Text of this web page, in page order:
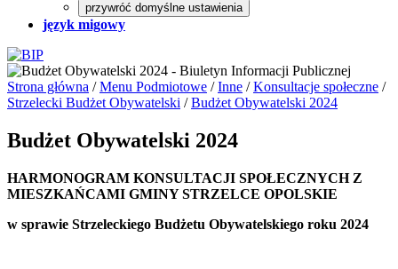
przywróć domyślne ustawienia
język migowy
Strona główna /Menu Podmiotowe /Inne /Konsultacje społeczne /
Strzelecki Budżet Obywatelski /Budżet Obywatelski 2024
Budżet Obywatelski 2024
HARMONOGRAM KONSULTACJI SPOŁECZNYCH Z
MIESZKAŃCAMI GMINY STRZELCE OPOLSKIE
w sprawie Strzeleckiego Budżetu Obywatelskiego roku 2024